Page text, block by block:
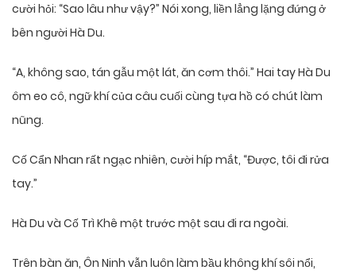
cười hỏi: “Sao lâu như vậy?” Nói xong, liền lẳng lặng đứng ở
bên người Hà Du.
“A, không sao, tán gẫu một lát, ăn cơm thôi.” Hai tay Hà Du
ôm eo cô, ngữ khí của câu cuối cùng tựa hồ có chút làm
nũng.
Cố Cẩn Nhan rất ngạc nhiên, cười híp mắt, “Được, tôi đi rửa
tay.”
Hà Du và Cố Trì Khê một trước một sau đi ra ngoài.
Trên bàn ăn, Ôn Ninh vẫn luôn làm bầu không khí sôi nổi,